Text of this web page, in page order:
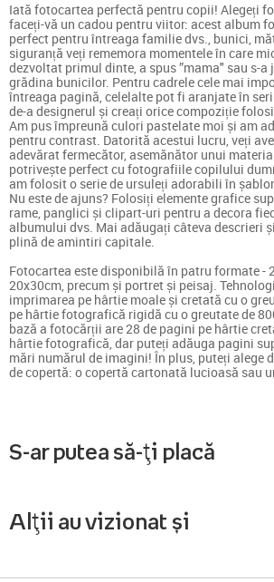
Iată fotocartea perfectă pentru copii! Alegeți
faceți-vă un cadou pentru viitor: acest album
perfect pentru întreaga familie dvs., bunici,
siguranță veți rememora momentele în care
dezvoltat primul dinte, a spus ”mama" sau s-a
grădina bunicilor. Pentru cadrele cele mai
întreaga pagină, celelalte pot fi aranjate în
de-a designerul și creați orice compoziție
Am pus împreună culori pastelate moi și am
pentru contrast. Datorită acestui lucru, veți
adevărat fermecător, asemănător unui
potrivește perfect cu fotografiile copilului
am folosit o serie de ursuleți adorabili în
Nu este de ajuns? Folosiți elemente grafice
rame, panglici și clipart-uri pentru a decora
albumului dvs. Mai adăugați câteva descrieri
plină de amintiri capitale.
Fotocartea este disponibilă în patru formate -
20x30cm, precum și portret și peisaj.
imprimarea pe hârtie moale și cretată cu o
pe hârtie fotografică rigidă cu o greutate de
bază a fotocărții are 28 de pagini pe hârtie
hârtie fotografică, dar puteți adăuga pagini
mări numărul de imagini! În plus, puteți alege
de copertă: o copertă cartonată lucioasă sau
S-ar putea să-ți placă
Alții au vizionat și